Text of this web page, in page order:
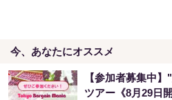
今、あなたにオススメ
【参加者募集中
ツアー《8月29日開